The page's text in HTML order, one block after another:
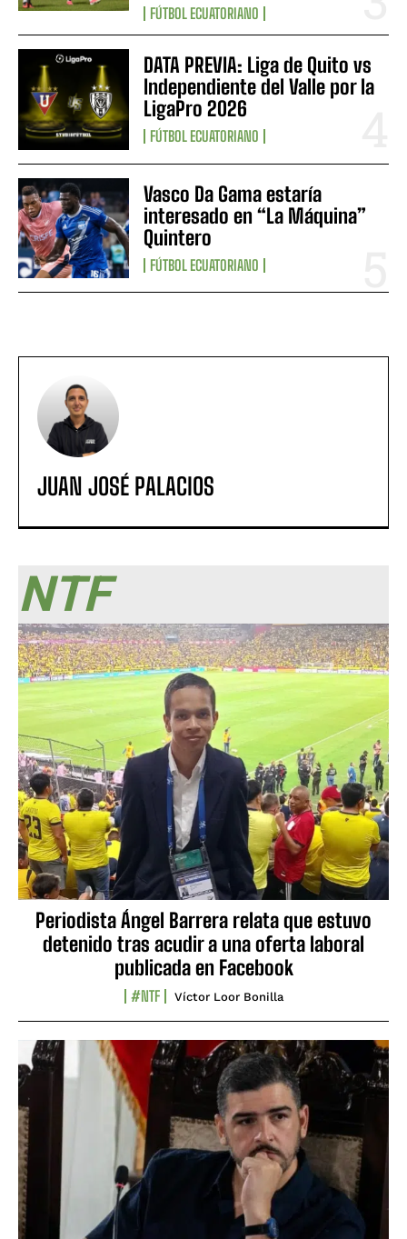
FÚTBOL ECUATORIANO
DATA PREVIA: Liga de Quito vs
Independiente del Valle por la
LigaPro 2026
FÚTBOL ECUATORIANO
Vasco Da Gama estaría
interesado en “La Máquina”
Quintero
FÚTBOL ECUATORIANO
JUAN JOSÉ PALACIOS
NTF
Periodista Ángel Barrera relata que estuvo
detenido tras acudir a una oferta laboral
publicada en Facebook
#NTF Víctor Loor Bonilla